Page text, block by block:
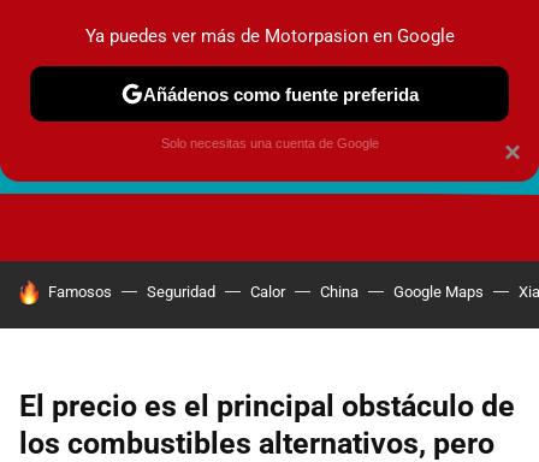
HOY SE HABLA DE
Famosos Seguridad Calor China Google Maps
El precio es el principal obstáculo de
los combustibles alternativos, pero
×
Ya puedes ver más de Motorpasion en Google
Añádenos como fuente preferida
Solo necesitas una cuenta de Google